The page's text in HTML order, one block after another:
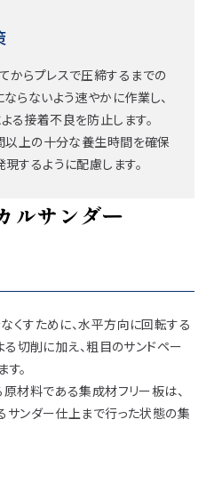
からプレスで圧締するまでの
らないよう速やかに作業し、
る接着不良を防止します。
以上の十分な養生時間を確保
するように配慮します。
ルサンダー
くすために、水平方向に回転する
切削に加え、粗目のサンドペー
。
材料である集成材フリー板は、
サンダー仕上まで行った状態の集